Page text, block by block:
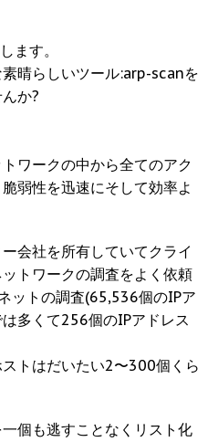
ます。
晴らしいツール:arp-scanを
か?
ワークの中から全てのアク
弱性を迅速にそして効率よ
会社を所有していてクライ
トワークの調査をよく依頼
ットの調査(65,536個のIPア
多くて256個のIPアドレス
トはだいたい2〜300個くら
個も逃すことなくリスト化